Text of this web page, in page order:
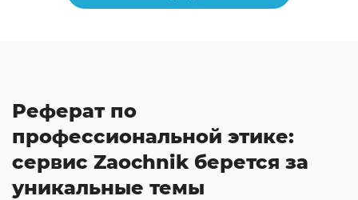
Реферат по
профессиональной этике:
сервис Zaochnik берется за
уникальные темы